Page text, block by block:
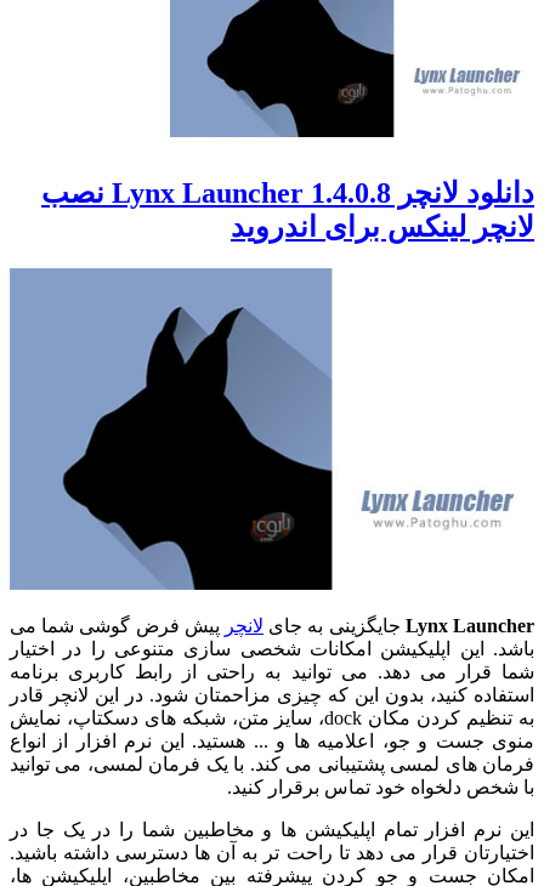
دانلود لانچر 1.4.0.8 Lynx Launcher نصب
لانچر لینکس برای اندروید
Lynx Launcher جایگزینی به جای لانچر پیش فرض گوشی شما می
باشد. این اپلیکیشن امکانات شخصی سازی متنوعی را در اختیار
شما قرار می دهد. می توانید به راحتی از رابط کاربری برنامه
استفاده کنید، بدون این که چیزی مزاحمتان شود. در این لانچر قادر
به تنظیم کردن مکان dock، سایز متن، شبکه های دسکتاپ، نمایش
منوی جست و جو، اعلامیه ها و ... هستید. این نرم افزار از انواع
فرمان های لمسی پشتیبانی می کند. با یک فرمان لمسی، می توانید
با شخص دلخواه خود تماس برقرار کنید.
این نرم افزار تمام اپلیکیشن ها و مخاطبین شما را در یک جا در
اختیارتان قرار می دهد تا راحت تر به آن ها دسترسی داشته باشید.
امکان جست و جو کردن پیشرفته بین مخاطبین، اپلیکیشن ها،